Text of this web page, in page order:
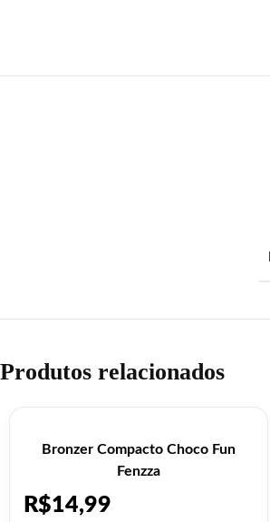
Produtos relacionados
Bronzer Compacto Choco Fun
Fenzza
R$14,99